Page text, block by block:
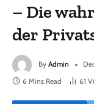
– Die
der
By Admin
6 Mins Read
61